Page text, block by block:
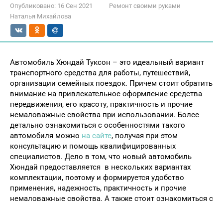
Опубликовано: 16 Сен 2021
Ремонт своими руками
Наталья Михайлова
Автомобиль Хюндай Туксон – это идеальный вариант
транспортного средства для работы, путешествий,
организации семейных поездок. Причем стоит обратить
внимание на привлекательное оформление средства
передвижения, его красоту, практичность и прочие
немаловажные свойства при использовании. Более
детально ознакомиться с особенностями такого
автомобиля можно на сайте, получая при этом
консультацию и помощь квалифицированных
специалистов. Дело в том, что новый автомобиль
Хюндай предоставляется в нескольких вариантах
комплектации, поэтому и формируется удобство
применения, надежность, практичность и прочие
немаловажные свойства. А также стоит ознакомиться с